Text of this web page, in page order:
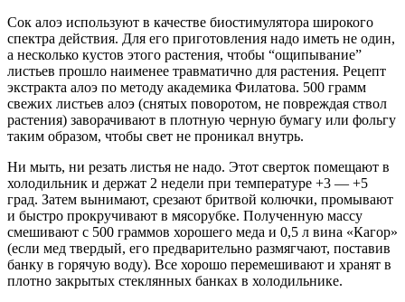
Сок алоэ используют в качестве биостимулятора широкого
спектра действия. Для его приготовления надо иметь не один,
а несколько кустов этого растения, чтобы “ощипывание”
листьев прошло наименее травматично для растения. Рецепт
экстракта алоэ по методу академика Филатова. 500 грамм
свежих листьев алоэ (снятых поворотом, не повреждая ствол
растения) заворачивают в плотную черную бумагу или фольгу
таким образом, чтобы свет не проникал внутрь.
Ни мыть, ни резать листья не надо. Этот сверток помещают в
холодильник и держат 2 недели при температуре +3 — +5
град. Затем вынимают, срезают бритвой колючки, промывают
и быстро прокручивают в мясорубке. Полученную массу
смешивают с 500 граммов хорошего меда и 0,5 л вина «Кагор»
(если мед твердый, его предварительно размягчают, поставив
банку в горячую воду). Все хорошо перемешивают и хранят в
плотно закрытых стеклянных банках в холодильнике.